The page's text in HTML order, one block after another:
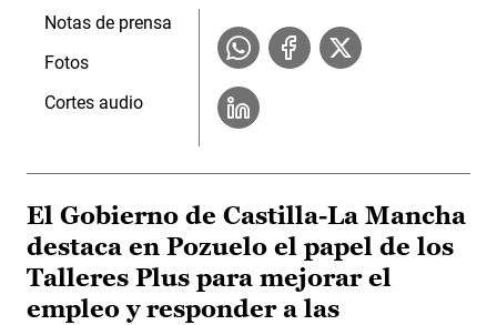
Notas de prensa
Fotos
Cortes audio
El Gobierno de Castilla-La Mancha
destaca en Pozuelo el papel de los
Talleres Plus para mejorar el
empleo y responder a las